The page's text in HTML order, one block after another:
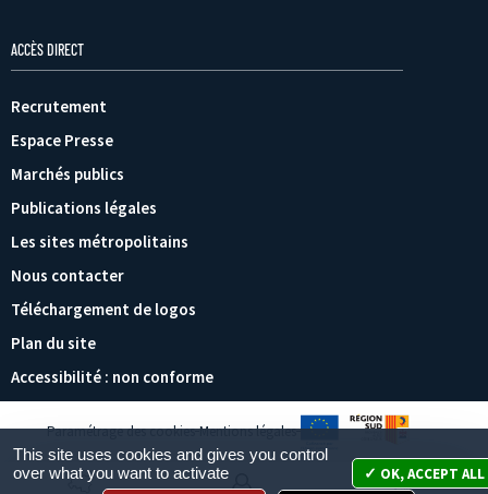
ACCÈS DIRECT
Recrutement
Espace Presse
Marchés publics
Publications légales
Les sites métropolitains
Nous contacter
Téléchargement de logos
Plan du site
Accessibilité : non conforme
Paramétrage des cookies Mentions légales
This site uses cookies and gives you control
over what you want to activate
OK, ACCEPT ALL